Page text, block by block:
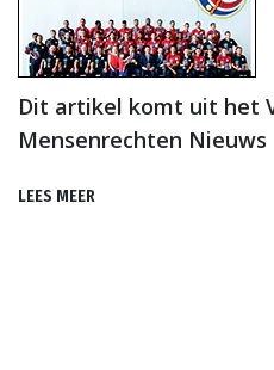
Dit artikel komt uit het
Mensenrechten Nieuws
LEES MEER